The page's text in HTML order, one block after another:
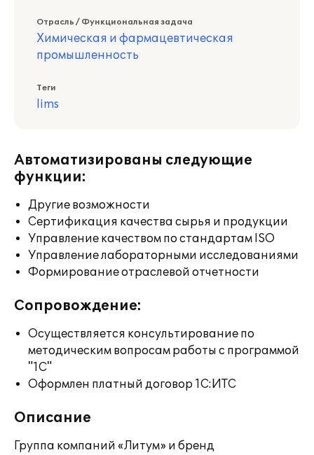
Отрасль / Функциональная задача
Химическая и фармацевтическая
промышленность
Теги
lims
Автоматизированы следующие
функции:
Другие возможности
Сертификация качества сырья и продукции
Управление качеством по стандартам ISO
Управление лабораторными исследованиями
Формирование отраслевой отчетности
Сопровождение:
Осуществляется консультирование по
методическим вопросам работы с программой
"1С"
Оформлен платный договор 1С:ИТС
Описание
Группа компаний «Литум» и бренд